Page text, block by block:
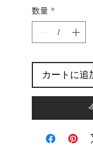
数量 *
カートに追